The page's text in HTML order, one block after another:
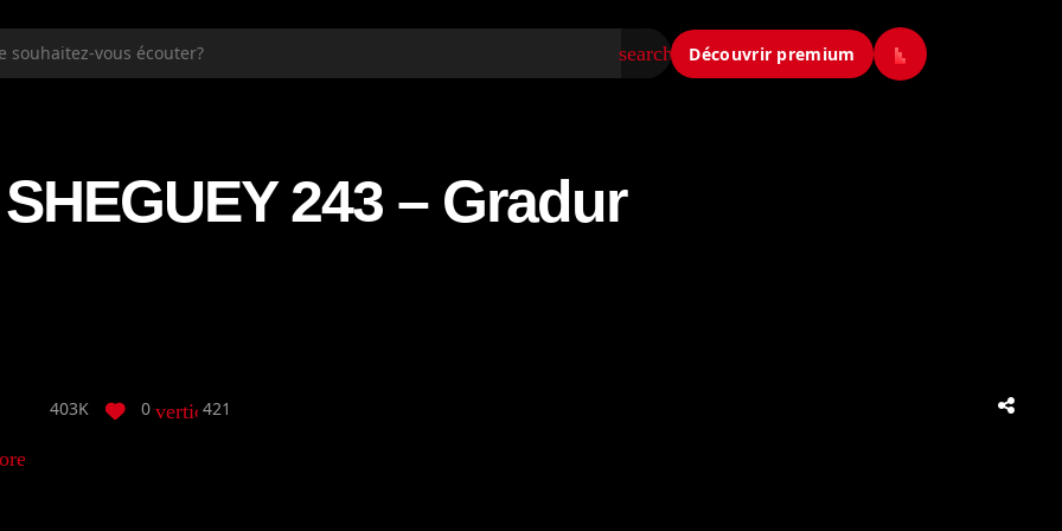
search Découvrir premium
SHEGUEY 243 – Gradur
403K 0 vertical_align_bottom
421